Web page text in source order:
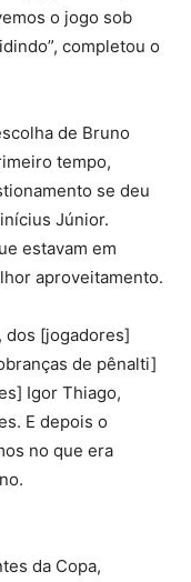
o jogo sob
completou o
de Bruno
tempo,
se deu
Júnior.
estavam em
aproveitamento.
dos [jogadores]
de pênalti]
Igor Thiago,
E depois o
no que era
da Copa,